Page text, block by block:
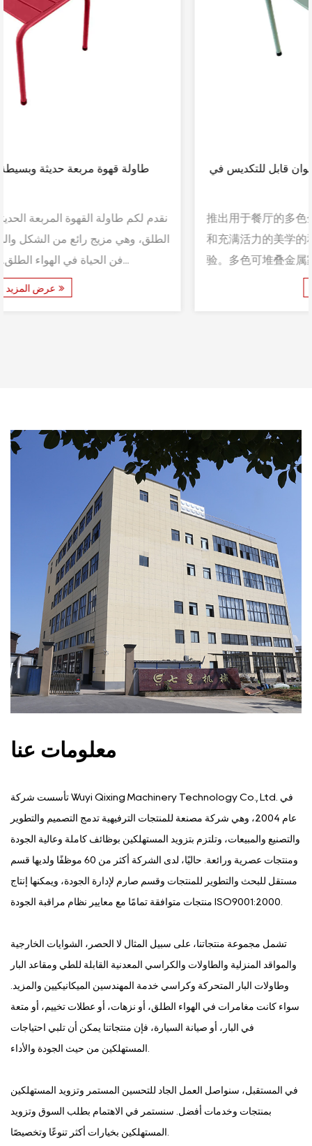
كرسي أثاث معدني خارجي متعدد الألوان قابل للتكديس في
推出用于餐厅的多色金属户外家具椅 - 功能性、耐用性
和充满活力的美学的和谐融合，重新定义了户外座椅体
验。多色可堆叠金属家具椅的设计注重细节，它不仅仅
是一件家具；它也是一件家具。它是优雅和多功能性的
معلومات عنا
تأسست شركة Wuyi Qixing Machinery Technology Co., Ltd. في
عام 2004، وهي شركة مصنعة للمنتجات الترفيهية تدمج التصميم والتطوير
والتصنيع والمبيعات، وتلتزم بتزويد المستهلكين بوظائف كاملة وعالية الجودة
ومنتجات عصرية ورائعة. حاليًا، لدى الشركة أكثر من 60 موظفًا ولديها قسم
مستقل للبحث والتطوير للمنتجات وقسم صارم لإدارة الجودة، ويمكنها إنتاج
منتجات متوافقة تمامًا مع معايير نظام مراقبة الجودة ISO9001:2000.
تشمل مجموعة منتجاتنا، على سبيل المثال لا الحصر، الشوايات الخارجية
والمواقد المنزلية والطاولات والكراسي المعدنية القابلة للطي ومقاعد البار
وطاولات البار المتحركة وكراسي خدمة المهندسين الميكانيكيين والمزيد.
سواء كانت مغامرات في الهواء الطلق، أو نزهات، أو عطلات تخييم، أو متعة
في البار، أو صيانة السيارة، فإن منتجاتنا يمكن أن تلبي احتياجات
في المستقبل، سنواصل العمل الجاد للتحسين المستمر وتزويد المستهلكين
بمنتجات وخدمات أفضل. سنستمر في الاهتمام بطلب السوق وتزويد